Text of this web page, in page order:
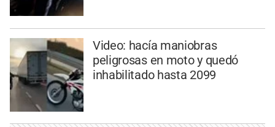
Video: hacía maniobras
peligrosas en moto y quedó
inhabilitado hasta 2099